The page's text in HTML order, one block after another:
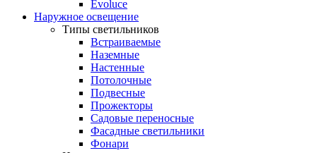
Evoluce
Наружное освещение
Типы светильников
Встраиваемые
Наземные
Настенные
Потолочные
Подвесные
Прожекторы
Садовые переносные
Фасадные светильники
Фонари